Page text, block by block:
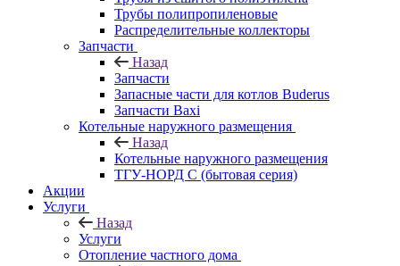
Трубы полипропиленовые
Распределительные коллекторы
Запчасти
Назад
Запчасти
Запасные части для котлов Buderus
Запчасти Baxi
Котельные наружного размещения
Назад
Котельные наружного размещения
ТГУ-НОРД С (бытовая серия)
Акции
Услуги
Назад
Услуги
Отопление частного дома